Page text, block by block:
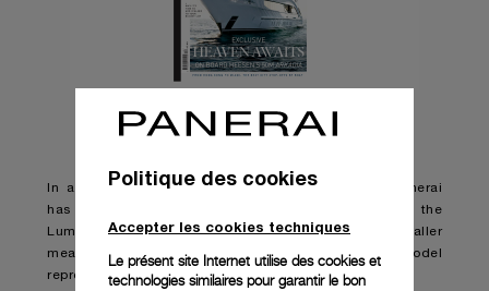
In a break from tradition, Florentine watchmaker Panerai
has produced its most feminine design yet with the
Luminor Due Madreperla (PAM01280). Sporting smaller
measurements and finer features, the novelty model
represents the brand’s first ladies’ watch.
Politique des cookies
Accepter les cookies techniques
Le présent site Internet utilise des cookies et
technologies similaires pour garantir le bon